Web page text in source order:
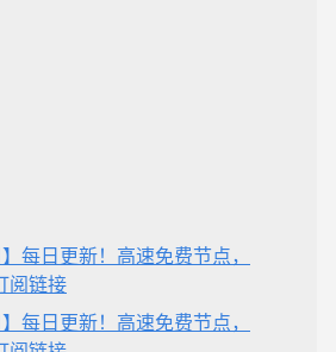
每日更新！高速免费节点，
阅链接
每日更新！高速免费节点，